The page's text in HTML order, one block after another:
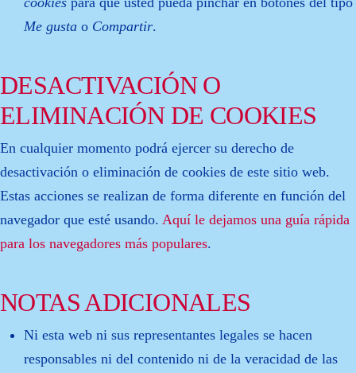
Me gustao Compartir.
DESACTIVACIÓN O
ELIMINACIÓN DE COOKIES
En cualquier momento podrá ejercer su derecho de
desactivación o eliminación de cookies de este sitio web.
Estas acciones se realizan de forma diferente en función del
navegador que esté usando. Aquí le dejamos una guía rápida
para los navegadores más populares.
NOTAS ADICIONALES
Ni esta web ni sus representantes legales se hacen
responsables ni del contenido ni de la veracidad de las